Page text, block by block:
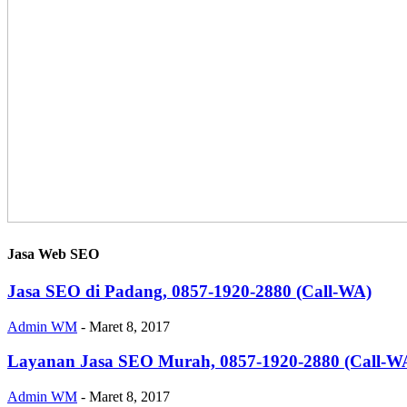
Jasa Web SEO
Jasa SEO di Padang, 0857-1920-2880 (Call-WA)
Admin WM - Maret 8, 2017
Layanan Jasa SEO Murah, 0857-1920-2880 (Call-
Admin WM - Maret 8, 2017